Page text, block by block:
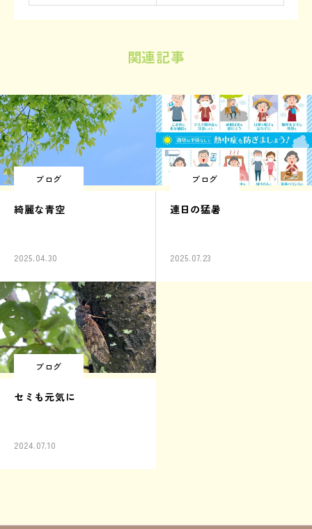
関連記事
ブログ
綺麗な青空
2025.04.30
ブログ
連日の猛暑
2025.07.23
ブログ
セミも元気に
2024.07.10